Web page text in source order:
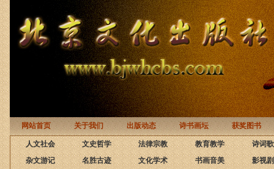
网站首页 关于我们 出版动态 诗书画坛 获奖图书
人文社会 文史哲学 法律宗教 教育教学
诗词
杂文游记
名胜古迹 文化学术 书画音美
影视